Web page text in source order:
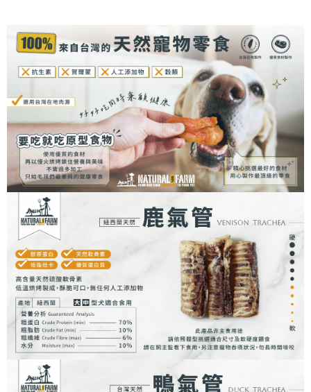
每筆NT$70，滿NT$1,200(含以上)免運費
付款後7-11取貨
每筆NT$70，滿NT$1,200(含以上)免運費
新竹物流
每筆NT$100，滿NT$2,000(含以上)免運費
付款後門市自取
免運費
貨到付款
每筆NT$100，滿NT$2,000(含以上)免運費